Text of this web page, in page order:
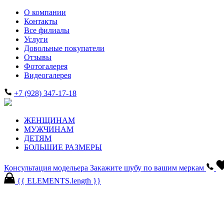
О компании
Контакты
Все филиалы
Услуги
Довольные покупатели
Отзывы
Фотогалерея
Видеогалерея
+7 (928) 347-17-18
ЖЕНЩИНАМ
МУЖЧИНАМ
ДЕТЯМ
БОЛЬШИЕ РАЗМЕРЫ
Консультация модельера Закажите шубу по вашим меркам
{{ ELEMENTS.length }}